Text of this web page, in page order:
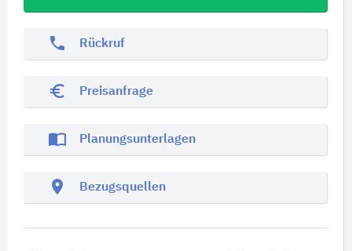
phone Rückruf
euro_symbol Preisanfrage
import_contacts Planungsunterlagen
location_on Bezugsquellen